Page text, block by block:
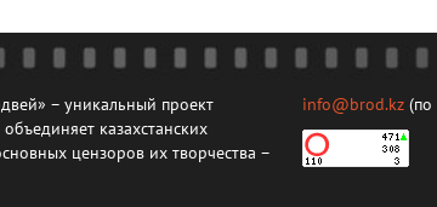
– уникальный проект
казахстанских
цензоров их творчества –
info@brod.kz (по